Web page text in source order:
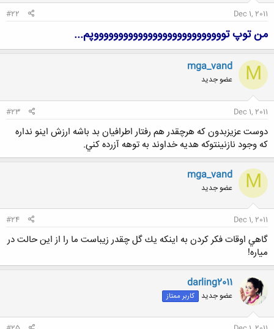
Dec 1, 2011
#22
من توپ توووووووووووووووووووووووووووپم...
M
mga_vand
عضو جدید
Dec 1, 2011
#23
دوست عزيزبدون كه هرچقدر هم رفتار اطرافيان بد باشه ارزش اينو نداره
كه وجود نازنينتوكه هديه خداوند به توهه آزرده كني.
M
mga_vand
عضو جدید
Dec 1, 2011
#24
گاهي اوقات فكر كردن به اينكه يك گل چقدر زيباست ما را از اين حالت در
مياره!
darling2011
عضو جدید کاربر ممتاز